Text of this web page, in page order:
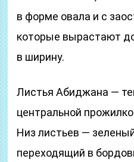
в форме овала и с
которые вырастают
в ширину.
Листья Абиджана —
центральной
Низ листьев —
переходящий в